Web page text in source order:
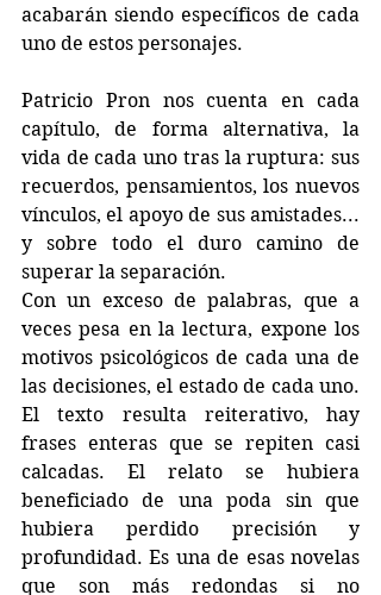
acabarán siendo específicos de cada
uno de estos personajes.
Patricio Pron nos cuenta en cada
capítulo, de forma alternativa, la
vida de cada uno tras la ruptura: sus
recuerdos, pensamientos, los nuevos
vínculos, el apoyo de sus amistades...
y sobre todo el duro camino de
superar la separación.
Con un exceso de palabras, que a
veces pesa en la lectura, expone los
motivos psicológicos de cada una de
las decisiones, el estado de cada uno.
El texto resulta reiterativo, hay
frases enteras que se repiten casi
calcadas. El relato se hubiera
beneficiado de una poda sin que
hubiera perdido precisión y
profundidad. Es una de esas novelas
que son más redondas si no